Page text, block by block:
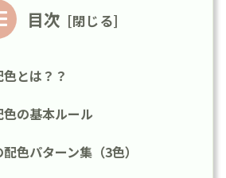
目次
とは？？
の基本ルール
色パターン集（3色）